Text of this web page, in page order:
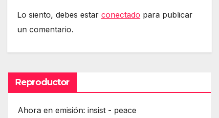
Lo siento, debes estar conectado para publicar
un comentario.
Reproductor
Ahora en emisión: insist - peace